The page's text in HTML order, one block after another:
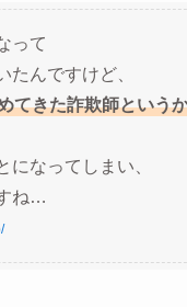
って
たんですけど、
てきた詐欺師という
になってしまい、
ね…